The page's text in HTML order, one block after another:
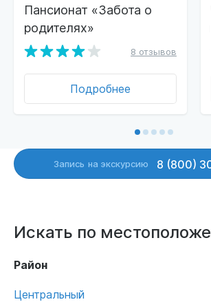
Пансионат «Забота о
родителях»
8 отзывов
Подробнее
Запись на экскурсию 8 (800)
Искать по
Район
Центральный